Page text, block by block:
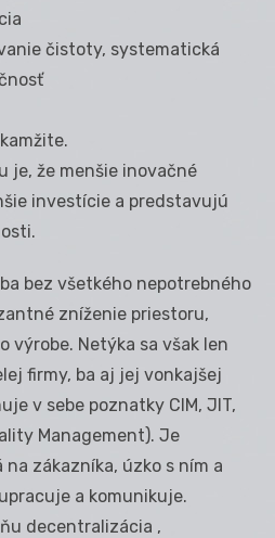
čistoty, systematická
je, že menšie inovačné
investície a predstavujú
bez všetkého nepotrebného
zníženie priestoru,
výrobe. Netýka sa však len
firmy, ba aj jej vonkajšej
v sebe poznatky CIM, JIT,
Management). Je
zákazníka, úzko s ním a
a komunikuje.
decentralizácia ,